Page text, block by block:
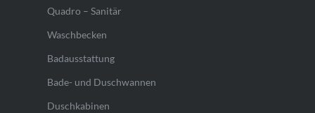
Quadro – Sanitär
Waschbecken
Badausstattung
Bade- und Duschwannen
Duschkabinen